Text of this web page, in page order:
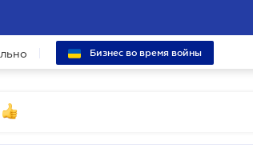
Бизнес во время войны